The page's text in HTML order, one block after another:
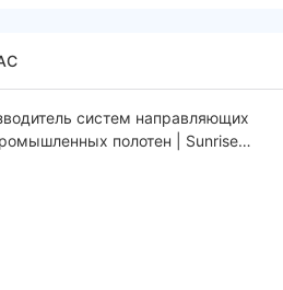
систем направляющих
полотен | Sunrise